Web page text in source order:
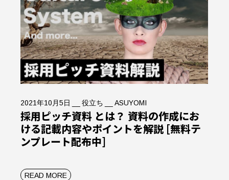
2021年10月5日 役立ち ASUYOMI
採用ピッチ資料 とは？ 資料の作成にお
ける記載内容やポイントを解説 [無料テ
ンプレート配布中]
READ MORE